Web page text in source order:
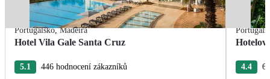
Portugalsko,Madeira
Hotel Vila Gale Santa Cruz
5.1 446 hodnocení zákazníků 4.4